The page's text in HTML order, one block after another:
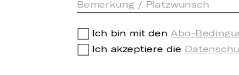
Ich bin mit denAbo-
Ich akzeptiere die